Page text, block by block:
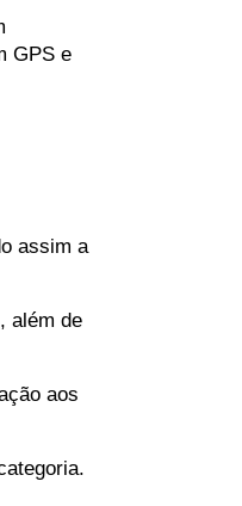
GPS e
assim a
além de
aos